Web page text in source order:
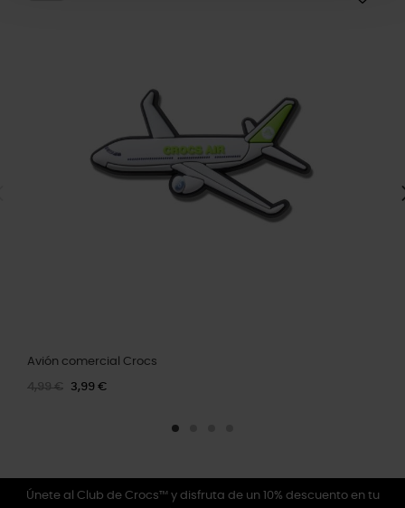
Avión comercial Crocs
4,99 € 3,99 €
Únete al Club de Crocs™ y disfruta de un 10% descuento en tu